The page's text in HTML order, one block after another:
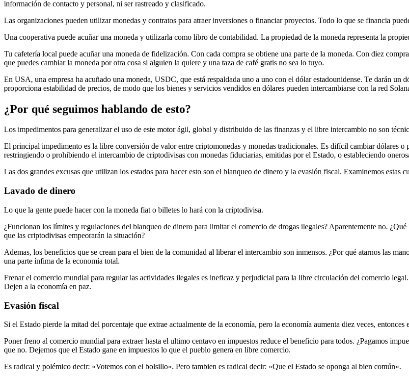
información de contacto y personal, ni ser rastreado y clasificado.
Las organizaciones pueden utilizar monedas y contratos para atraer inversiones o financiar proyectos. Todo lo que se financia
Una cooperativa puede acuñar una moneda y utilizarla como libro de contabilidad. La propiedad de la moneda representa la
Tu cafetería local puede acuñar una moneda de fidelización. Con cada compra se obtiene una parte de la moneda. Con diez
que puedes cambiar la moneda por otra cosa si alguien la quiere y una taza de café gratis no sea lo tuyo.
En USA, una empresa ha acuñado una moneda, USDC, que está respaldada uno a uno con el dólar estadounidense. Te darán un
proporciona estabilidad de precios, de modo que los bienes y servicios vendidos en dólares pueden intercambiarse con la red
¿Por qué seguimos hablando de esto?
Los impedimentos para generalizar el uso de este motor ágil, global y distribuido de las finanzas y el libre intercambio no son
El principal impedimento es la libre conversión de valor entre criptomonedas y monedas tradicionales. Es difícil cambiar dólares
restringiendo o prohibiendo el intercambio de criptodivisas con monedas fiduciarias, emitidas por el Estado, o estableciendo
Las dos grandes excusas que utilizan los estados para hacer esto son el blanqueo de dinero y la evasión fiscal. Examinemos estas
Lavado de dinero
Lo que la gente puede hacer con la moneda fiat o billetes lo hará con la criptodivisa.
¿Funcionan los límites y regulaciones del blanqueo de dinero para limitar el comercio de drogas ilegales? Aparentemente no.
que las criptodivisas empeorarán la situación?
Ademas, los beneficios que se crean para el bien de la comunidad al liberar el intercambio son inmensos. ¿Por qué atarnos las
una parte ínfima de la economía total.
Frenar el comercio mundial para regular las actividades ilegales es ineficaz y perjudicial para la libre circulación del comercio
Dejen a la economía en paz.
Evasión fiscal
Si el Estado pierde la mitad del porcentaje que extrae actualmente de la economía, pero la economía aumenta diez veces, entonces
Poner freno al comercio mundial para extraer hasta el ultimo centavo en impuestos reduce el beneficio para todos. ¿Pagamos
que no. Dejemos que el Estado gane en impuestos lo que el pueblo genera en libre comercio.
Es radical y polémico decir: «Votemos con el bolsillo». Pero tambien es radical decir: «Que el Estado se oponga al bien común».